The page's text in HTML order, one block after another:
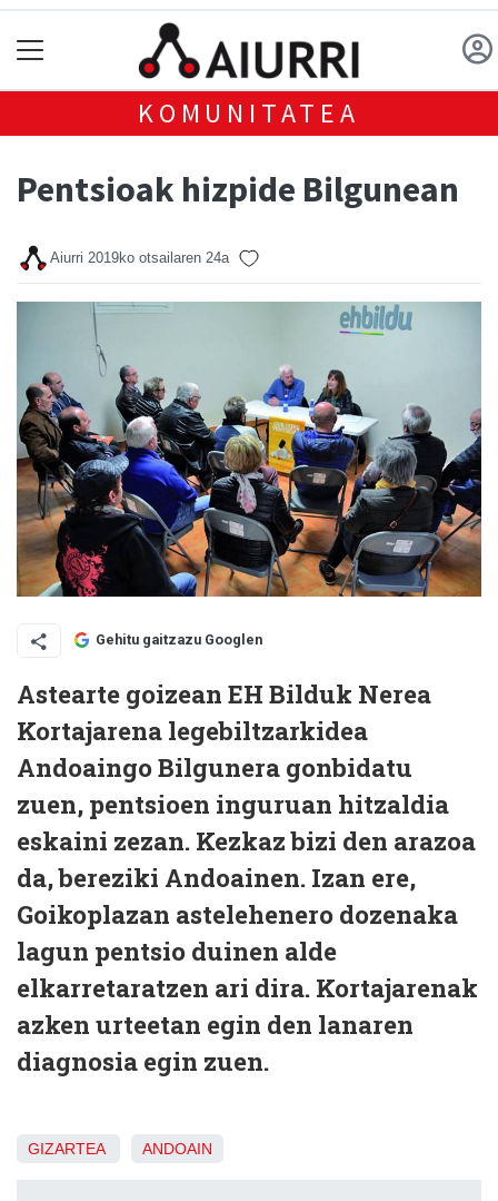
KOMUNITATEA
Pentsioak hizpide Bilgunean
Aiurri 2019ko otsailaren 24a
Gehitu gaitzazu Googlen
Astearte goizean EH Bilduk Nerea
Kortajarena legebiltzarkidea
Andoaingo Bilgunera gonbidatu
zuen, pentsioen inguruan hitzaldia
eskaini zezan. Kezkaz bizi den arazoa
da, bereziki Andoainen. Izan ere,
Goikoplazan astelehenero dozenaka
lagun pentsio duinen alde
elkarretaratzen ari dira. Kortajarenak
azken urteetan egin den lanaren
diagnosia egin zuen.
GIZARTEA ANDOAIN